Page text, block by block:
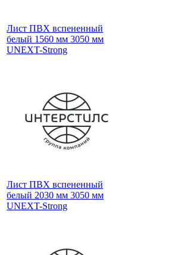
Лист ПВХ вспененный
белый 1560 мм 3050 мм
UNEXT-Strong
Лист ПВХ вспененный
белый 2030 мм 3050 мм
UNEXT-Strong